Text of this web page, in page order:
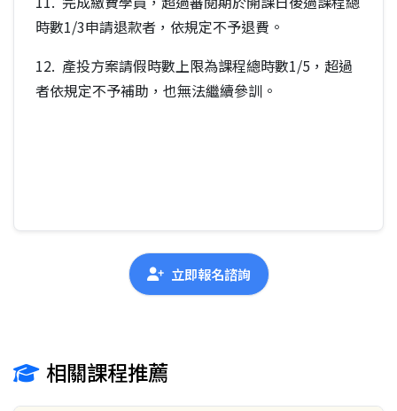
時數1/3申請退款者，依規定不予退費。
12. 產投方案請假時數上限為課程總時數1/5，超過
者依規定不予補助，也無法繼續參訓。
立即報名諮詢
相關課程推薦